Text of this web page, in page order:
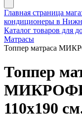
Главная страница
кондиционеры в
Каталог товаров для
Матрасы
Топпер матраса
Топпер
110х190